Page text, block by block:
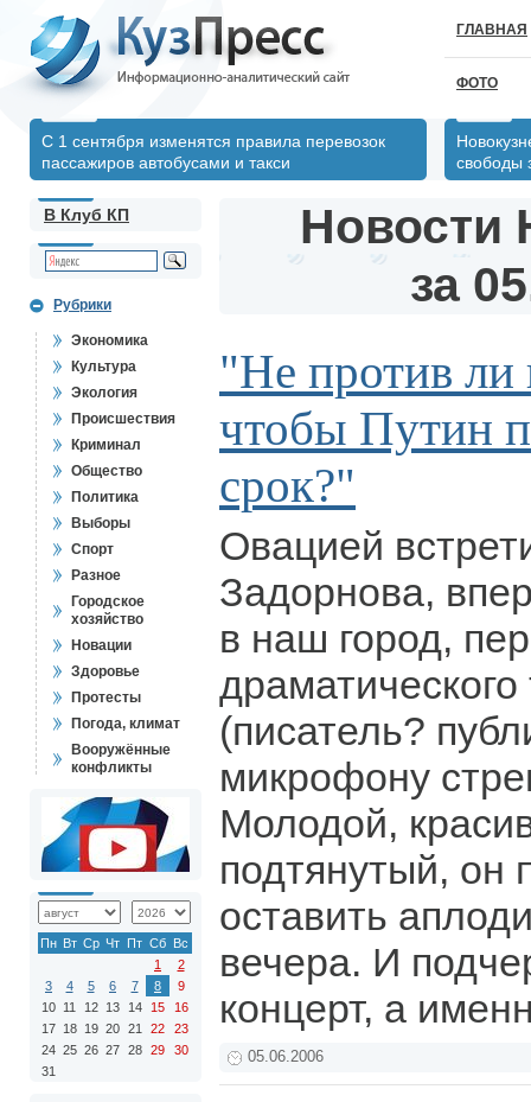
ГЛАВНАЯ
ФОТО
С 1 сентября изменятся правила перевозок
пассажиров автобусами и такси
свободы
В Клуб КП
Рубрики
Экономика
Культура
Экология
Происшествия
Криминал
Общество
Политика
Выборы
Спорт
Разное
Городское
хозяйство
Новации
Здоровье
Протесты
Погода, климат
Вооружённые
конфликты
Пн Вт Ср Чт Пт Сб Вс
1
2
3
4 5 6 7 8
9
10 11 12 13 14 15
16
17 18 19 20 21 22
23
24 25 26 27 28 29
30
31
Новости
за
"Не против ли
чтобы Путин
срок?"
Овацией
Задорнова,
в наш город,
(писатель?
микрофону
Молодой,
подтянутый, он
оставить
вечера. И
концерт, а
05.06.2006